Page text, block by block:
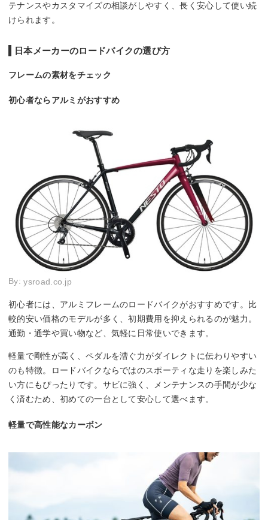
テナンスやカスタマイズの相談がしやすく、長く安心して使い続
けられます。
日本メーカーのロードバイクの選び方
フレームの素材をチェック
初心者ならアルミがおすすめ
By:ysroad.co.jp
初心者には、アルミフレームのロードバイクがおすすめです。比
較的安い価格のモデルが多く、初期費用を抑えられるのが魅力。
通勤・通学や買い物など、気軽に日常使いできます。
軽量で剛性が高く、ペダルを漕ぐ力がダイレクトに伝わりやすい
のも特徴。ロードバイクならではのスポーティな走りを楽しみた
い方にもぴったりです。サビに強く、メンテナンスの手間が少な
く済むため、初めての一台として安心して選べます。
軽量で高性能なカーボン